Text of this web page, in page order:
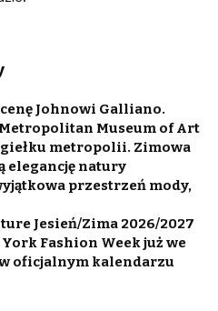
Johnowi Galliano.
Museum of Art
metropolii. Zimowa
elegancję natury
przestrzeń mody,
Jesień/Zima 2026/2027
Fashion Week już we
oficjalnym kalendarzu